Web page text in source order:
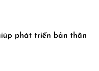
phát triển bản thân